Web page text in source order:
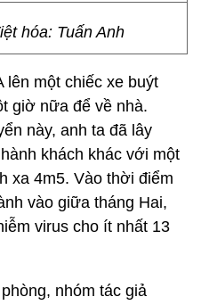
hóa: Tuấn Anh
lên một chiếc xe buýt
giờ nữa để về nhà.
này, anh ta đã lây
khách khác với một
xa 4m5. Vào thời điểm
vào giữa tháng Hai,
virus cho ít nhất 13
nhóm tác giả